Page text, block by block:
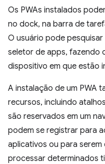
Os PWAs instalados
no dock, na barra de
O usuário pode
seletor de apps, fazendo
dispositivo em que estão
A instalação de um PWA
recursos, incluindo
são reservados em um
podem se registrar para
aplicativos ou para
processar determinados